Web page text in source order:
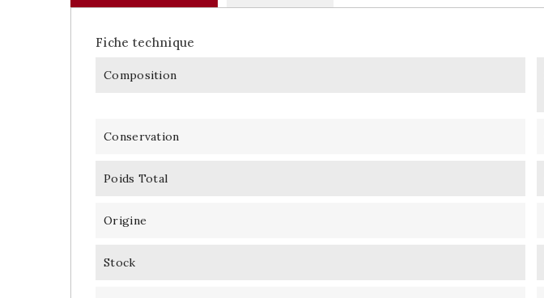
Fiche technique
Composition
Conservation
Poids Total
Origine
Stock